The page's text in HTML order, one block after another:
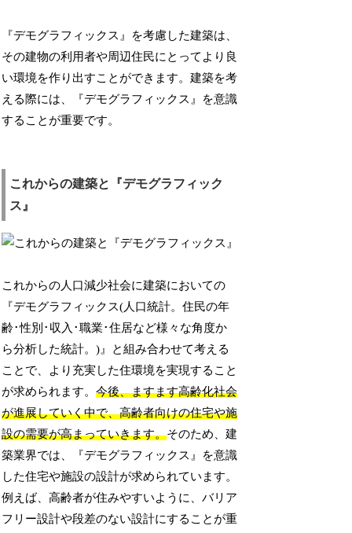
『デモグラフィックス』を考慮した建築は、
その建物の利用者や周辺住民にとってより良
い環境を作り出すことができます。建築を考
える際には、『デモグラフィックス』を意識
することが重要です。
これからの建築と『デモグラフィック
ス』
これからの人口減少社会に建築においての
『デモグラフィックス(人口統計。住民の年
齢･性別･収入･職業･住居など様々な角度か
ら分析した統計。)』と組み合わせて考える
ことで、より充実した住環境を実現すること
が求められます。今後、ますます高齢化社会
が進展していく中で、高齢者向けの住宅や施
設の需要が高まっていきます。そのため、建
築業界では、『デモグラフィックス』を意識
した住宅や施設の設計が求められています。
例えば、高齢者が住みやすいように、バリア
フリー設計や段差のない設計にすることが重